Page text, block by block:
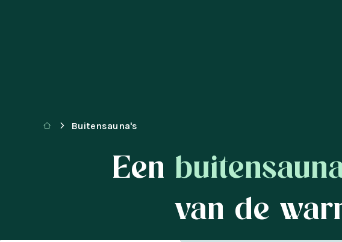
Buitensauna's
Een
van de